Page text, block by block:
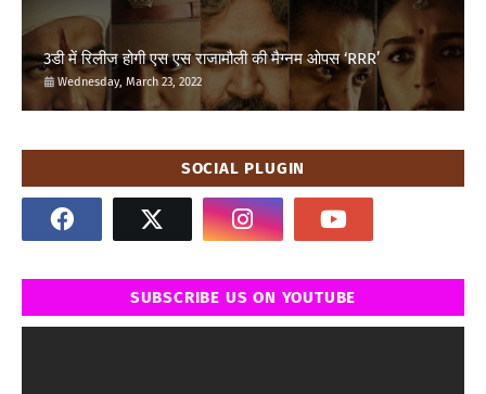
3डी में रिलीज होगी एस एस राजामौली की मैग्नम ओपस ‘RRR’
Wednesday, March 23, 2022
SOCIAL PLUGIN
SUBSCRIBE US ON YOUTUBE